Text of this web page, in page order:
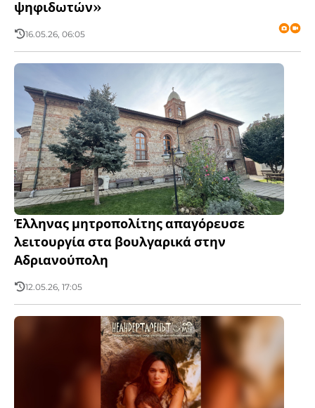
ψηφιδωτών»
16.05.26, 06:05
Έλληνας μητροπολίτης απαγόρευσε
λειτουργία στα βουλγαρικά στην
Αδριανούπολη
12.05.26, 17:05